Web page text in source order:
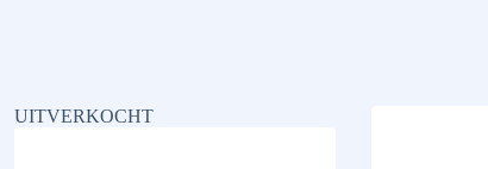
UITVERKOCHT